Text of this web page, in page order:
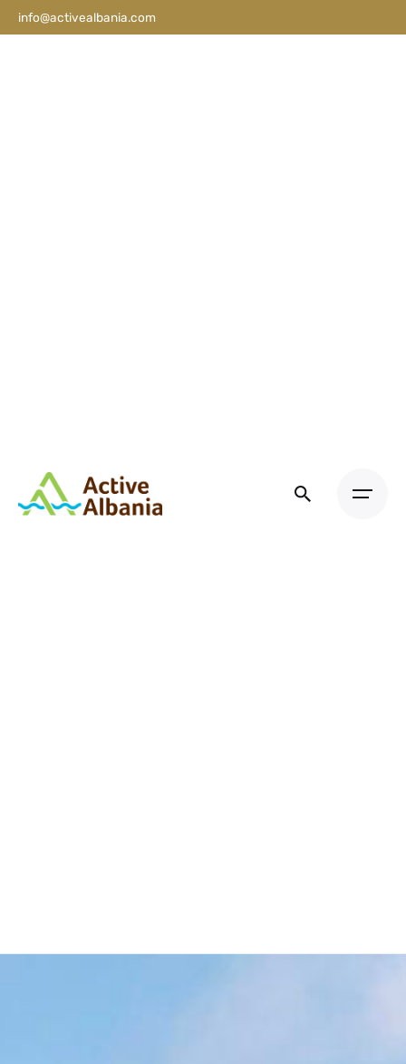
info@activealbania.com